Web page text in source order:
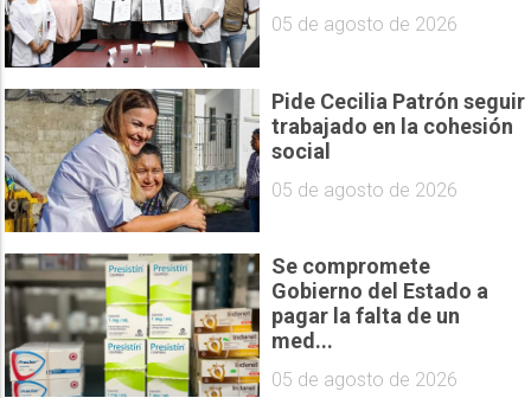
05 de agosto de 2026
Pide Cecilia Patrón seguir
trabajado en la cohesión
social
05 de agosto de 2026
Se compromete
Gobierno del Estado a
pagar la falta de un
med...
05 de agosto de 2026